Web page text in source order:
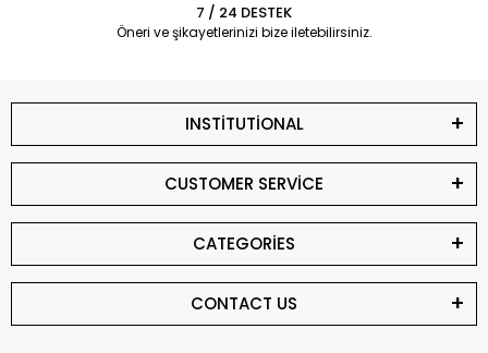
7 / 24 DESTEK
Öneri ve şikayetlerinizi bize iletebilirsiniz.
INSTİTUTİONAL
CUSTOMER SERVİCE
CATEGORİES
CONTACT US